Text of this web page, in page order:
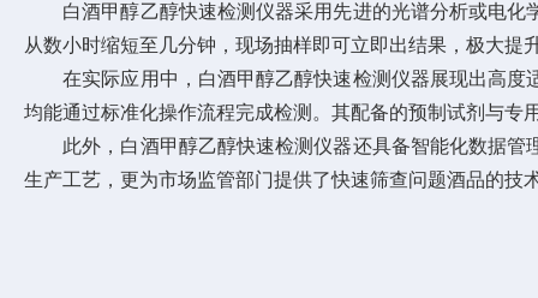
白酒甲醇乙醇快速检测仪器采用先进的光谱分析或电化
从数小时缩短至几分钟，现场抽样即可立即出结果，极大
在实际应用中，白酒甲醇乙醇快速检测仪器展现出高度
均能通过标准化操作流程完成检测。其配备的预制试剂与
此外，白酒甲醇乙醇快速检测仪器还具备智能化数据管
生产工艺，更为市场监管部门提供了快速筛查问题酒品的技